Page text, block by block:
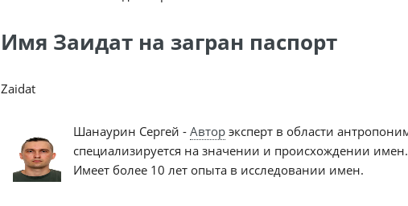
Имя Заидат на загран паспорт
Zaidat
Шанаурин Сергей - Авторэксперт в области
специализируется на значении и происхождении имен.
Имеет более 10 лет опыта в исследовании имен.